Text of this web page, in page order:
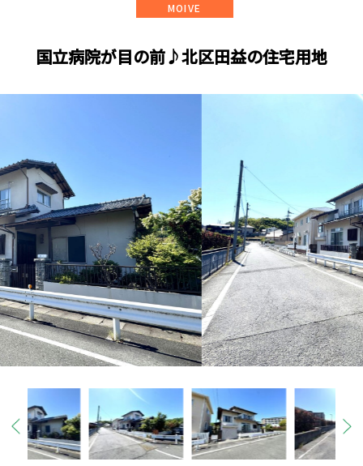
MOIVE
国立病院が目の前♪北区田益の住宅用地